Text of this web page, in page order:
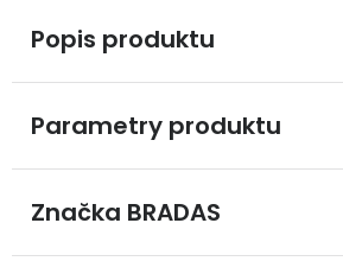
Popis produktu
Parametry produktu
Značka BRADAS